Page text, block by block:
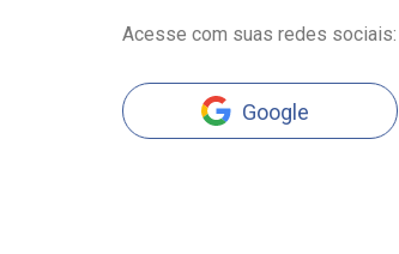
Acesse com suas redes sociais:
Google